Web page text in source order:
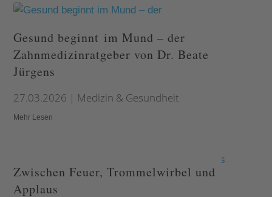
Gesund beginnt im Mund – der
Zahnmedizinratgeber von Dr. Beate
Jürgens
27.03.2026 | Medizin & Gesundheit
Mehr Lesen
Zwischen Feuer, Trommelwirbel und
Applaus